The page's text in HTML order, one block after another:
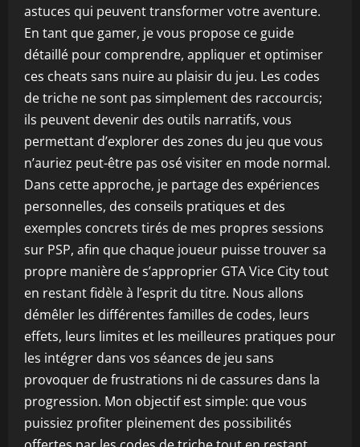
astuces qui peuvent transformer votre aventure.
En tant que gamer, je vous propose ce guide
détaillé pour comprendre, appliquer et optimiser
ces cheats sans nuire au plaisir du jeu. Les codes
de triche ne sont pas simplement des raccourcis;
ils peuvent devenir des outils narratifs, vous
permettant d’explorer des zones du jeu que vous
n’auriez peut-être pas osé visiter en mode normal.
Dans cette approche, je partage des expériences
personnelles, des conseils pratiques et des
exemples concrets tirés de mes propres sessions
sur PSP, afin que chaque joueur puisse trouver sa
propre manière de s’approprier GTA Vice City tout
en restant fidèle à l’esprit du titre. Nous allons
démêler les différentes familles de codes, leurs
effets, leurs limites et les meilleures pratiques pour
les intégrer dans vos séances de jeu sans
provoquer de frustrations ni de cassures dans la
progression. Mon objectif est simple: que vous
puissiez profiter pleinement des possibilités